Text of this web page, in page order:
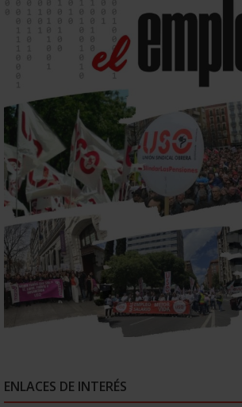
ENLACES DE INTERÉS